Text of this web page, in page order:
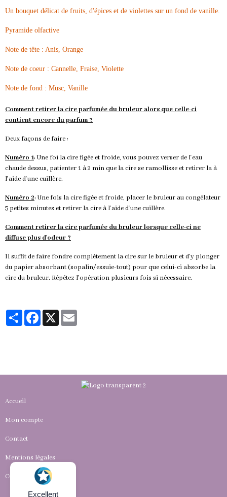
Un bouquet délicat de fruits, d'épices et de violettes sur un fond de vanille.
Pyramide olfactive
Note de tête : Anis, Orange
Note de coeur : Cannelle, Fraise, Violette
Note de fond : Musc, Vanille
Comment retirer la cire parfumée du bruleur alors que celle-ci
contient encore du parfum ?
Deux façons de faire :
Numéro 1: Une foi la cire figée et froide, vous pouvez verser de l'eau
chaude dessus, patienter 1 à 2 min que la cire se ramollisse et retirer la à
l'aide d'une cuillère.
Numéro 2: Une fois la cire figée et froide, placer le bruleur au congélateur
5 petites minutes et retirer la cire à l'aide d'une cuillère.
Comment retirer la cire parfumée du bruleur lorsque celle-ci ne
diffuse plus d'odeur ?
Il suffit de faire fondre complètement la cire sur le bruleur et d'y plonger
du papier absorbant (sopalin/essuie-tout) pour que celui-ci absorbe la
cire du bruleur. Répétez l'opération plusieurs fois si nécessaire.
PartagerFacebook
X
Accueil
Mon compte
Contact
Mentions légales
CGV
Excellent